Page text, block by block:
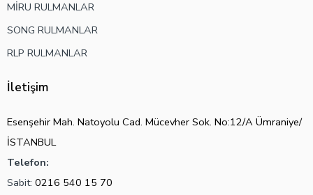
MİRU RULMANLAR
SONG RULMANLAR
RLP RULMANLAR
İletişim
Esenşehir Mah. Natoyolu Cad. Mücevher Sok. No:12/A Ümraniye/
İSTANBUL
Telefon:
Sabit: 0216 540 15 70